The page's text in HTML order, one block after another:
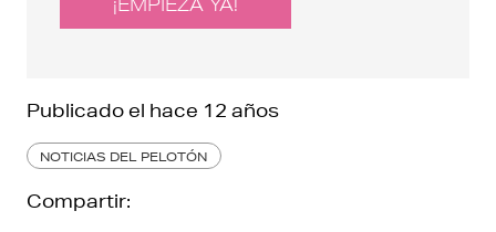
Publicado el hace 12 años
NOTICIAS DEL PELOTÓN
Compartir: